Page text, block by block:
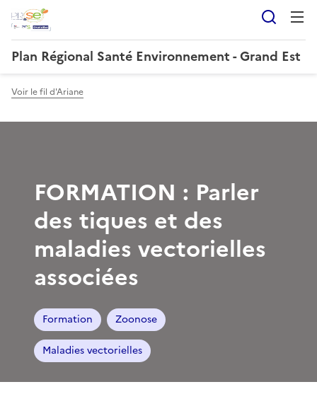
Plan Régional Santé Environnement - Grand Est
Voir le fil d'Ariane
FORMATION : Parler
des tiques et des
maladies vectorielles
associées
Formation Zoonose
Maladies vectorielles